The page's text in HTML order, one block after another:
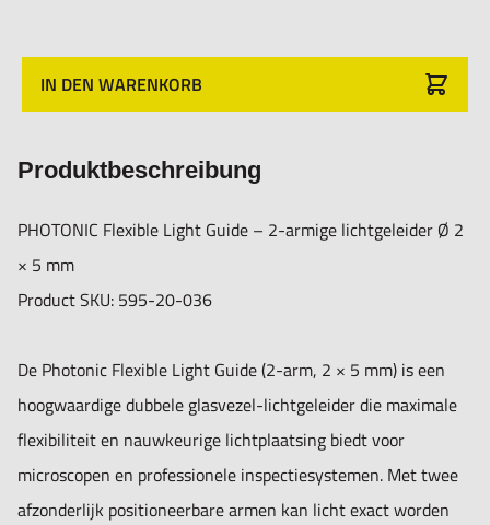
bent van consistente en reproduceerbare verlichting.
- Twee flexibele armen – onafhankelijk van elkaar te
positioneren voor maximale precisie.
- Actieve diameter Ø 2 × 5 mm – hoge lichtintensiteit met
breed toepassingsgebied.
- Zeer flexibele constructie die zijn positie stabiel
- Compatibel met Photonic LED-lichtbronnen zoals de F1,
F3000 en F5100.
- Uitstekende lichttransmissie door glasvezels van
topkwaliteit.
- Ondersteunt accessoires zoals kleurfilters en focuslenzen.
IN DEN WARENKORB
Produktbeschreibung
PHOTONIC Flexible Light Guide – 2-armige lichtgeleider Ø 2
× 5 mm
Product SKU: 595-20-036
De Photonic Flexible Light Guide (2-arm, 2 × 5 mm) is een
hoogwaardige dubbele glasvezel-lichtgeleider die maximale
flexibiliteit en nauwkeurige lichtplaatsing biedt voor
microscopen en professionele inspectiesystemen. Met twee
afzonderlijk positioneerbare armen kan licht exact worden